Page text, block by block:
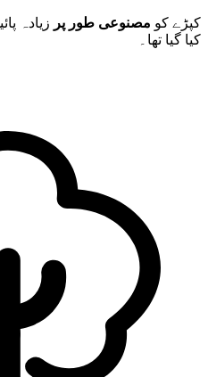
کپڑے کو مصنوعی طور پر زیادہ
کیا گیا تھا۔